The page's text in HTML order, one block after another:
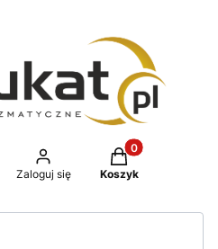
wyszukiwarkę
Zaloguj się
Produkty w
Koszyk